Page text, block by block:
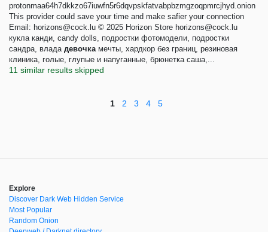
protonmaa64h7dkkzo67iuwfn5r6dqvpskfatvabpbzmgzoqpmrcjhyd.onion
This provider could save your time and make safier your connection
Email: horizons@cock.lu © 2025 Horizon Store horizons@cock.lu
кукла канди, candy dolls, подростки фотомодели, подростки
сандра, влада девочкамечты, хардкор без границ, резиновая
клиника, голые, глупые и напуганные, брюнетка саша,...
11 similar results skipped
1 2 3 4 5
Explore
Discover Dark Web Hidden Service
Most Popular
Random Onion